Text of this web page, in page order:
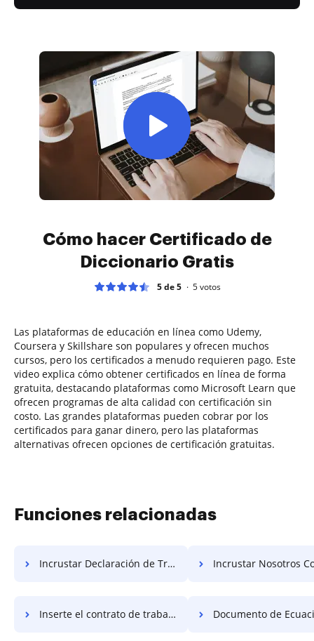
Cómo hacer Certificado de
Diccionario Gratis
5 de 5 5votos
Las plataformas de educación en línea como Udemy,
Coursera y Skillshare son populares y ofrecen muchos
cursos, pero los certificados a menudo requieren pago. Este
video explica cómo obtener certificados en línea de forma
gratuita, destacando plataformas como Microsoft Learn que
ofrecen programas de alta calidad con certificación sin
costo. Las grandes plataformas pueden cobrar por los
certificados para ganar dinero, pero las plataformas
alternativas ofrecen opciones de certificación gratuitas.
Funciones relacionadas
Incrustar Declaración de Trabajo de Teléfono de EE. UU. Gratis Incrustar Nosotros Contactar Declaración de
Inserte el contrato de trabajo de contacto de EE. UU. gratis Documento de Ecuación de